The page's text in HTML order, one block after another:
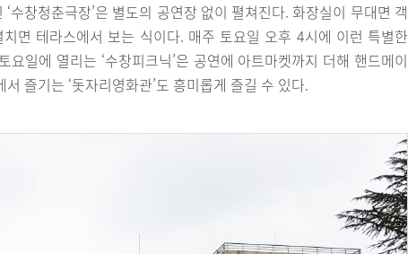
수창청춘극장’은 별도의 공연장 없이 펼쳐진다. 화장실이 무대면 객
면 테라스에서 보는 식이다. 매주 토요일 오후 4시에 이런 특별한
일에 열리는 ‘수창피크닉’은 공연에 아트마켓까지 더해 핸드메이
즐기는 ‘돗자리영화관’도 흥미롭게 즐길 수 있다.